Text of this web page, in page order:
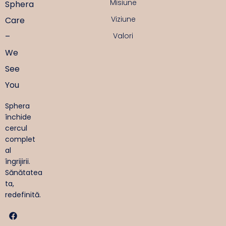
Sphera
Care
–
We
See
You
Sphera
închide
cercul
complet
al
îngrijirii.
Sănătatea
ta,
redefinită.
Misiune
Viziune
Valori